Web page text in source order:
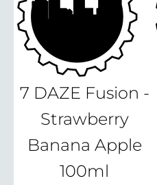
7 DAZE Fusion -
Strawberry
Banana Apple
100ml